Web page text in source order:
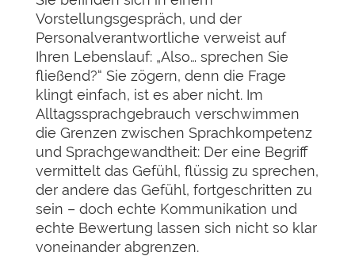
Vorstellungsgespräch, und der
Personalverantwortliche verweist auf
Ihren Lebenslauf: „Also… sprechen Sie
fließend?“ Sie zögern, denn die Frage
klingt einfach, ist es aber nicht. Im
Alltagssprachgebrauch verschwimmen
die Grenzen zwischen Sprachkompetenz
und Sprachgewandtheit: Der eine Begriff
vermittelt das Gefühl, flüssig zu sprechen,
der andere das Gefühl, fortgeschritten zu
sein – doch echte Kommunikation und
echte Bewertung lassen sich nicht so klar
voneinander abgrenzen.